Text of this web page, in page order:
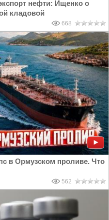
нефти: Ищенко о
кладовой
668
в Ормузском проливе. Что
562